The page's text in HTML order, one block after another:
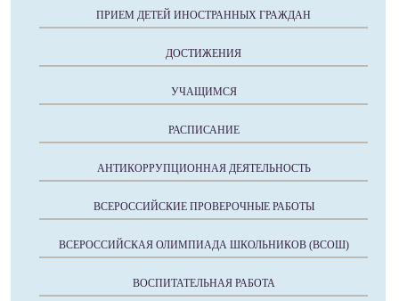
ПРИЕМ ДЕТЕЙ ИНОСТРАННЫХ ГРАЖДАН
ДОСТИЖЕНИЯ
УЧАЩИМСЯ
РАСПИСАНИЕ
АНТИКОРРУПЦИОННАЯ ДЕЯТЕЛЬНОСТЬ
ВСЕРОССИЙСКИЕ ПРОВЕРОЧНЫЕ РАБОТЫ
ВСЕРОССИЙСКАЯ ОЛИМПИАДА ШКОЛЬНИКОВ (ВСОШ)
ВОСПИТАТЕЛЬНАЯ РАБОТА